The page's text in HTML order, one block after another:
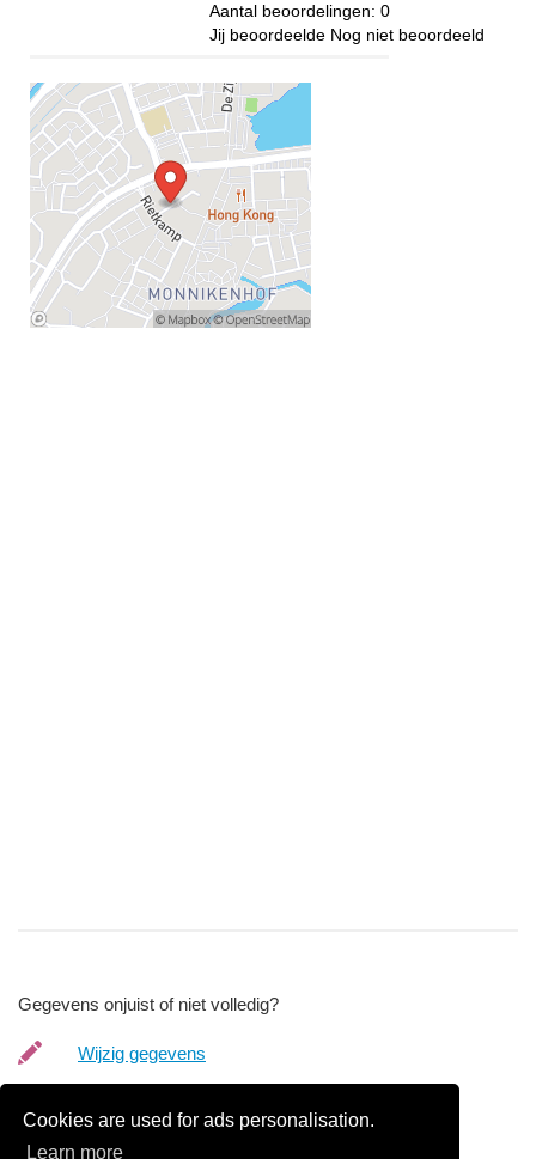
Cookies are used for ads personalisation.
Learn more
Aantal beoordelingen: 0
Jij beoordeelde Nog niet beoordeeld
Gegevens onjuist of niet volledig?
Wijzig gegevens